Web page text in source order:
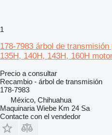
1
178-7983 árbol de
135H, 140H, 143H, 160H
Precio a consultar
Recambio - árbol de transmisión
178-7983
México, Chihuahua
Maquinaria Wiebe Km 24 Sa
Contacte con el vendedor